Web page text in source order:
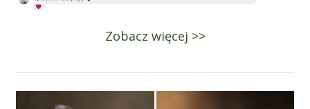
Zobacz więcej >>